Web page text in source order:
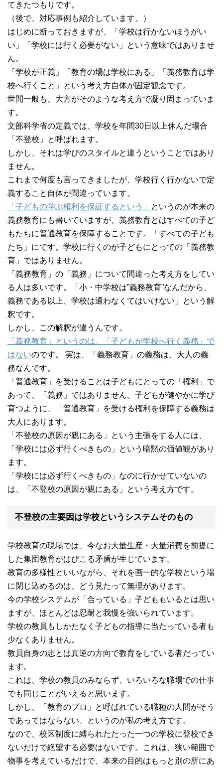
てきたつもりです。
（後で、対応事例も紹介しています。）
はじめに断っておきますが、「学校は行かないほうがい
い」「学校には行く必要がない」という意味ではありませ
ん。
「学校が正義」「教育の場は学校にある」「義務教育は学
校へ行くこと」という考え方自体が固定観念です。
世間一般も、大方がそのような考え方で凝り固まっていま
す。
文部科学省の定義では、学校を年間30日以上休んだ場合
「不登校」と呼ばれます。
しかし、それは学びのスタイルと違うということではあり
ません。
これまで何度も言ってきましたが、学校行く行かないで定
義すること自体が間違っています。
「子どもの学ぶ権利を保証するという」
というのが本来の
義務教育にも書いていますが、義務教育とはすべての子ど
もたちに普通教育を保障することです。「すべての子ども
たち」にです。学校に行くのが子どもにとっての「義務教
育」ではありません。
「義務教育」の「義務」について間違った考え方をしてい
る人は多いです。「小・中学校は”義務教育”なんだから、
義務である以上、学校は通わなくてはいけない」という解
釈です。
しかし、この解釈が違うんです。
「義務教育」というのは、「子どもが学校へ行く義務」で
はないのです。 実は、「義務教育」の義務は、大人の義
務なんです。
「普通教育」を受けることは子どもにとっての「権利」で
あって、「義務」ではありません。子どもが健やかに学び
育つように、「普通教育」を受ける権利を保障する義務は
大人にあります。
「不登校の原因が親にある」という主張をする人には、
「学校には必ず行くべきもの」という暗黙の価値観があり
ます。
「学校には必ず行くべきもの」なのに行かせていないの
は、「不登校の原因が親にある」という考え方です。
不登校の主要因は学校というシステムそのもの
学校教育の現場では、今なお大量生産・大量消費を前提に
した集団教育がはびこる矛盾が生じています。
教育の多様性といいながら、それを画一的な学校という場
に閉じ込めるのは、どう見たって無理があります。
今の学校システムが「合っている」子どももいるとは思い
ますが、ほとんどは忍耐と我慢を強いられています。
学校の教員もしかたなく子どもの指導に当たっている者も
少なくありません。
教員自身の志とは真逆の方向で教育をしている者だってい
ます。
これは、学校の教員のみならず、いろいろな職場での仕事
でも同じことがいえると思います。
しかし、「教育のプロ」と呼ばれている職種の人間がそう
であってはならない、というのが私の考え方です。
なので、校区制度に縛られたたった一つの学校に登校でき
ないだけで絶望する必要はないです。これは、狭い範囲で
物事を考えているだけで、本来の目的はもっと別の所にあ